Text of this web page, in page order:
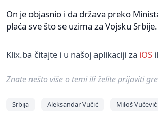
On je objasnio i da država preko
plaća sve što se uzima za Vojsku Srbije.
Klix.ba čitajte i u našoj aplikaciji za iOS
Znate nešto više o temi ili želite prijaviti
Srbija Aleksandar Vučić Miloš Vučević